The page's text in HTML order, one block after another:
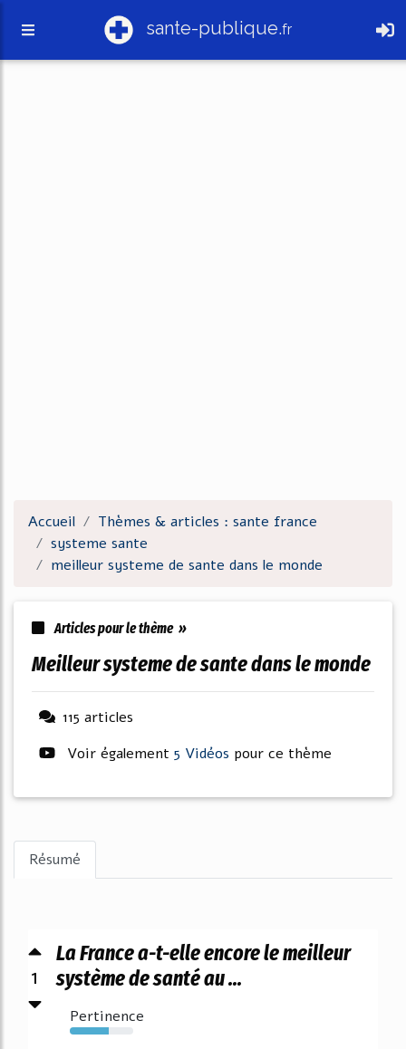
sante-publique.fr
Accueil
Thèmes & articles : sante france
systeme sante
meilleur systeme de sante dans le monde
Articles pour le thème »
meilleur systeme de sante dans le monde
115 articles
Voir également 5 Vidéos pour ce thème
Résumé
1
La France a-t-elle encore le meilleur
système de santé au ...
Pertinence
62%